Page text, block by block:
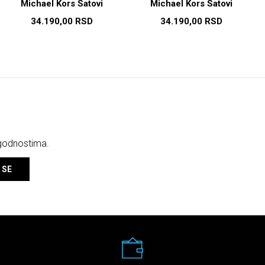
Michael Kors Satovi
34.190,00 RSD
Michael Kors Satovi
34.190,00 RSD